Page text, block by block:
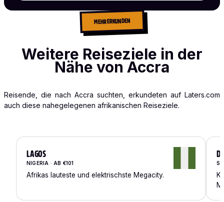
MEHR ERKUNDEN
Weitere Reiseziele in der
Nähe von Accra
Reisende, die nach Accra suchten, erkundeten auf Laters.com
auch diese nahegelegenen afrikanischen Reiseziele.
LAGOS
NIGERIA · AB €101
Afrikas lauteste und elektrischste Megacity.